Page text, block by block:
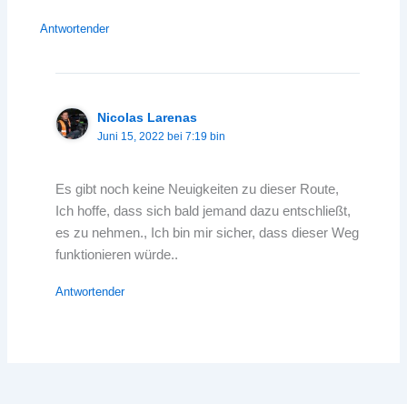
Antwortender
Nicolas Larenas
Juni 15, 2022 bei 7:19 bin
Es gibt noch keine Neuigkeiten zu dieser Route,
Ich hoffe, dass sich bald jemand dazu entschließt,
es zu nehmen., Ich bin mir sicher, dass dieser Weg
funktionieren würde..
Antwortender